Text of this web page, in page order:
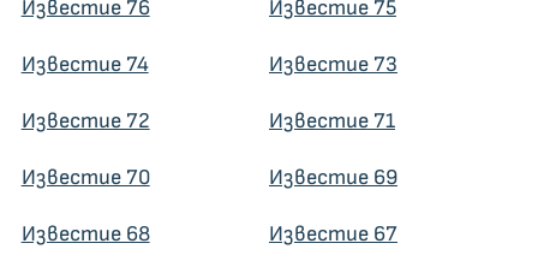
Известие 76 Известие 75
Известие 74 Известие 73
Известие 72 Известие 71
Известие 70 Известие 69
Известие 68 Известие 67